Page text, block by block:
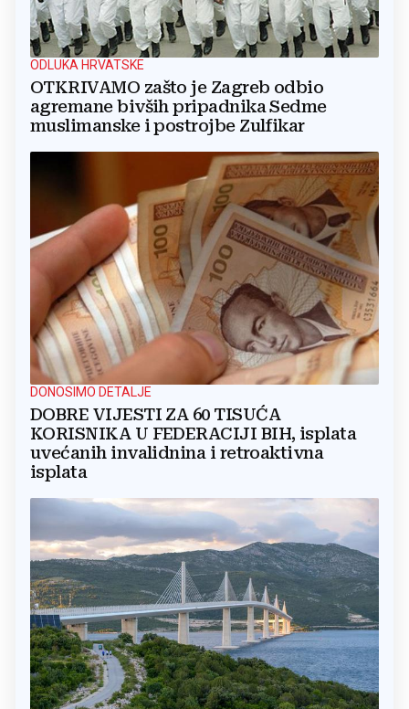
ODLUKA HRVATSKE
OTKRIVAMO zašto je Zagreb odbio
agremane bivših pripadnika Sedme
muslimanske i postrojbe Zulfikar
DONOSIMO DETALJE
DOBRE VIJESTI ZA 60 TISUĆA
KORISNIKA U FEDERACIJI BIH, isplata
uvećanih invalidnina i retroaktivna
isplata